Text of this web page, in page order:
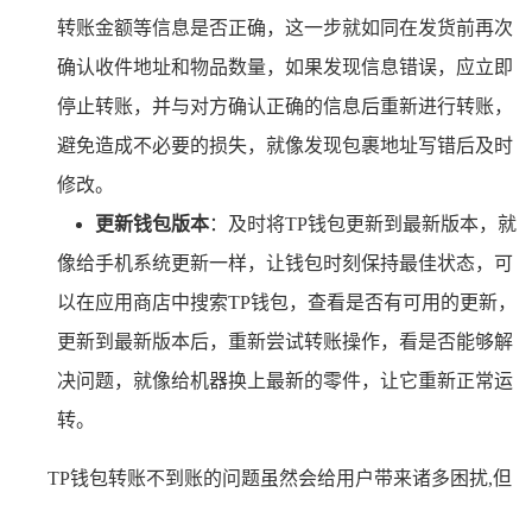
转账金额等信息是否正确，这一步就如同在发货前再次
确认收件地址和物品数量，如果发现信息错误，应立即
停止转账，并与对方确认正确的信息后重新进行转账，
避免造成不必要的损失，就像发现包裹地址写错后及时
修改。
更新钱包版本：及时将TP钱包更新到最新版本，就
像给手机系统更新一样，让钱包时刻保持最佳状态，可
以在应用商店中搜索TP钱包，查看是否有可用的更新，
更新到最新版本后，重新尝试转账操作，看是否能够解
决问题，就像给机器换上最新的零件，让它重新正常运
转。
TP钱包转账不到账的问题虽然会给用户带来诸多困扰,但